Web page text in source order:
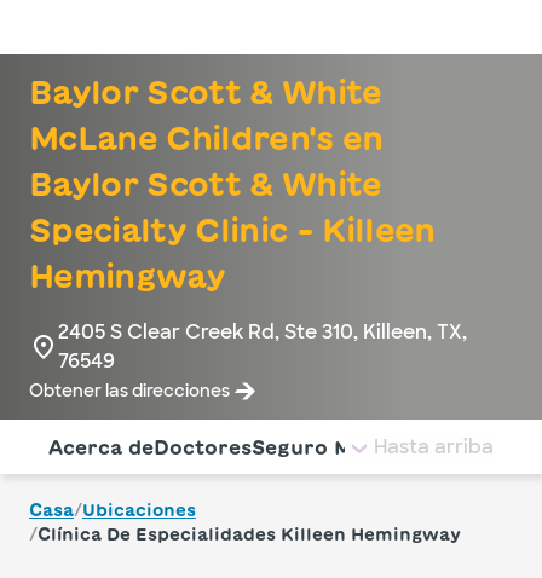
Baylor Scott & White
McLane Children's en
Baylor Scott & White
Specialty Clinic - Killeen
Hemingway
2405 S Clear Creek Rd, Ste 310, Killeen, TX,
76549
Obtener las direcciones
Utilice esta navegación para saltar rápidamente a
Acerca deDoctoresSeguro MédicoServicios
Hasta arriba
Casa/Ubicaciones
/Clínica De Especialidades Killeen Hemingway